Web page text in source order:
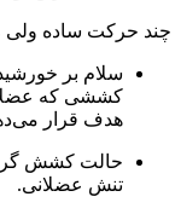
چند حرکت ساده ولی
کششی که
هدف قرار
حالت کشش
تنش عضلانی.